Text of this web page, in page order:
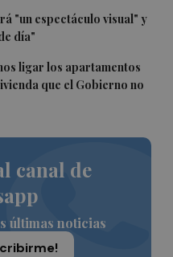
"un espectáculo visual" y
día"
ligar los apartamentos
que el Gobierno no
canal de
últimas noticias